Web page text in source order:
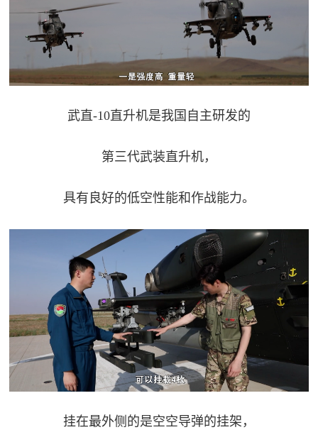
武直-10直升机是我国自主研发的
第三代武装直升机，
具有良好的低空性能和作战能力。
挂在最外侧的是空空导弹的挂架，